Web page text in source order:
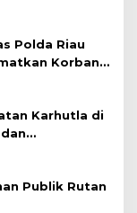
Polda Riau
Korban
Karhutla di
Publik Rutan